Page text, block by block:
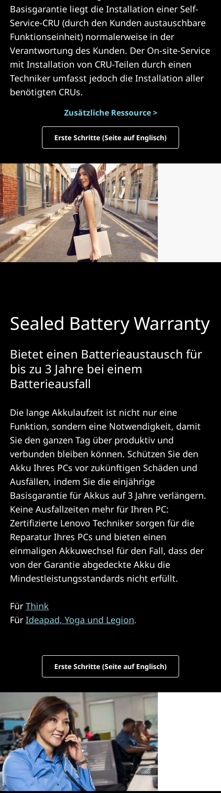
Basisgarantie liegt die Installation einer Self-
Service-CRU (durch den Kunden austauschbare
Funktionseinheit) normalerweise in der
Verantwortung des Kunden. Der On-site-Service
mit Installation von CRU-Teilen durch einen
Techniker umfasst jedoch die Installation aller
benötigten CRUs.
Zusätzliche Ressource >
Erste Schritte (Seite auf Englisch)
Sealed Battery Warranty
Bietet einen Batterieaustausch für
bis zu 3 Jahre bei einem
Batterieausfall
Die lange Akkulaufzeit ist nicht nur eine
Funktion, sondern eine Notwendigkeit, damit
Sie den ganzen Tag über produktiv und
verbunden bleiben können. Schützen Sie den
Akku Ihres PCs vor zukünftigen Schäden und
Ausfällen, indem Sie die einjährige
Basisgarantie für Akkus auf 3 Jahre verlängern.
Keine Ausfallzeiten mehr für Ihren PC:
Zertifizierte Lenovo Techniker sorgen für die
Reparatur Ihres PCs und bieten einen
einmaligen Akkuwechsel für den Fall, dass der
von der Garantie abgedeckte Akku die
Mindestleistungsstandards nicht erfüllt.
Für Think
Für Ideapad, Yoga und Legion.
Erste Schritte (Seite auf Englisch)